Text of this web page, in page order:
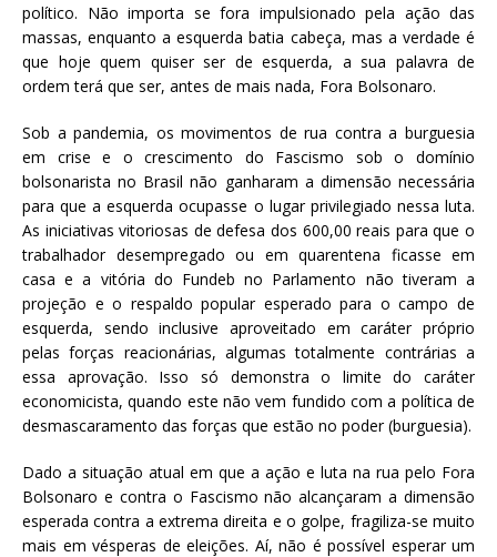
político. Não importa se fora impulsionado pela ação das
massas, enquanto a esquerda batia cabeça, mas a verdade é
que hoje quem quiser ser de esquerda, a sua palavra de
ordem terá que ser, antes de mais nada, Fora Bolsonaro.
Sob a pandemia, os movimentos de rua contra a burguesia
em crise e o crescimento do Fascismo sob o domínio
bolsonarista no Brasil não ganharam a dimensão necessária
para que a esquerda ocupasse o lugar privilegiado nessa luta.
As iniciativas vitoriosas de defesa dos 600,00 reais para que o
trabalhador desempregado ou em quarentena ficasse em
casa e a vitória do Fundeb no Parlamento não tiveram a
projeção e o respaldo popular esperado para o campo de
esquerda, sendo inclusive aproveitado em caráter próprio
pelas forças reacionárias, algumas totalmente contrárias a
essa aprovação. Isso só demonstra o limite do caráter
economicista, quando este não vem fundido com a política de
desmascaramento das forças que estão no poder (burguesia).
Dado a situação atual em que a ação e luta na rua pelo Fora
Bolsonaro e contra o Fascismo não alcançaram a dimensão
esperada contra a extrema direita e o golpe, fragiliza-se muito
mais em vésperas de eleições. Aí, não é possível esperar um